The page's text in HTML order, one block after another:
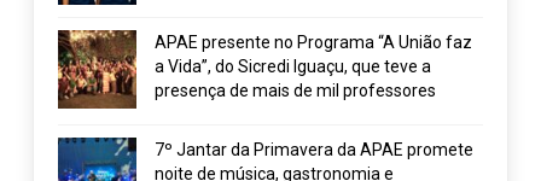
APAE presente no Programa “A União faz
a Vida”, do Sicredi Iguaçu, que teve a
presença de mais de mil professores
7º Jantar da Primavera da APAE promete
noite de música, gastronomia e